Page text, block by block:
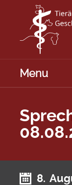
Menu
8.